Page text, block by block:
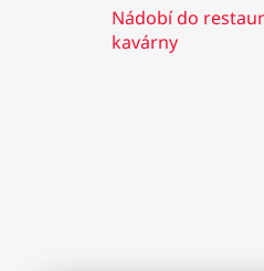
Nádobí do
kavárny